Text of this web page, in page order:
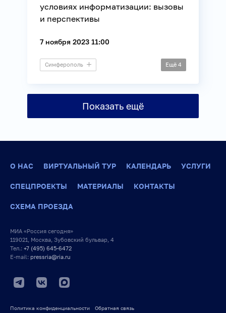
условиях информатизации: вызовы
и перспективы
7 ноября 2023 11:00
Симферополь
Информационные технологии
Связь
Ещё 4
Показать ещё
О НАС ВИРТУАЛЬНЫЙ ТУР КАЛЕНДАРЬ УСЛУГИ
СПЕЦПРОЕКТЫ МАТЕРИАЛЫ КОНТАКТЫ
СХЕМА ПРОЕЗДА
МИА «Россия сегодня»
119021, Москва, Зубовский бульвар, 4
Тел.: +7 (495) 645-6472
E-mail: pressria@ria.ru
Политика конфиденциальности Обратная связь